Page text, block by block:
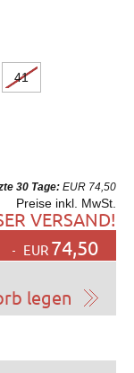
41
30 Tage: EUR 74,50
Preise inkl. MwSt.
VERSAND!
EUR 74,50